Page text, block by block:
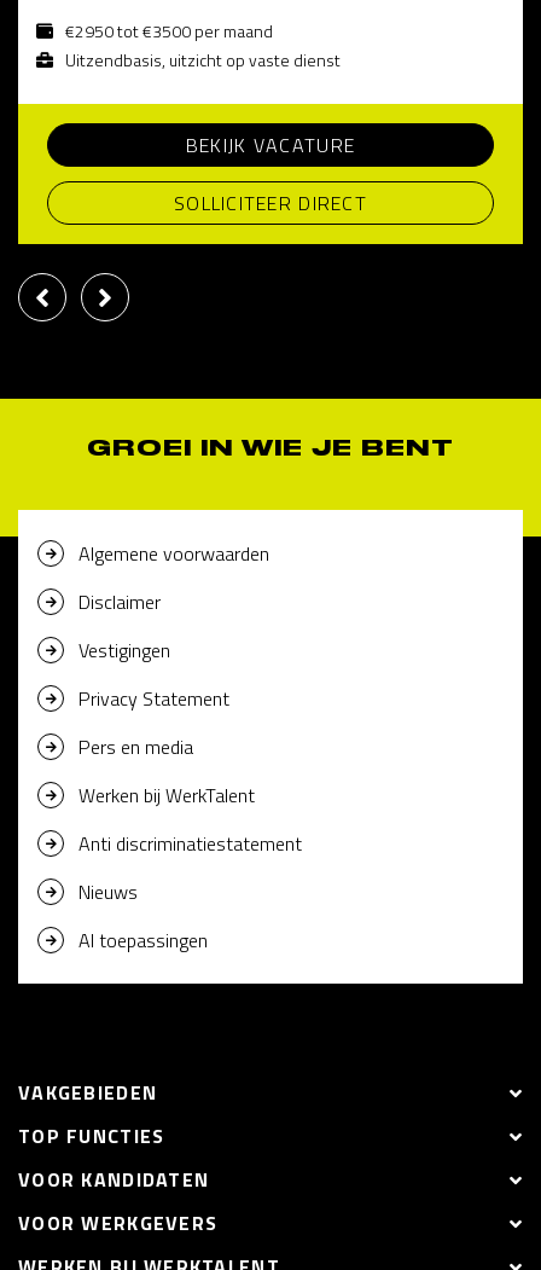
€2950 tot €3500 per maand
Uitzendbasis, uitzicht op vaste dienst
BEKIJK VACATURE
SOLLICITEER DIRECT
GROEI IN WIE JE BENT
Algemene voorwaarden
Disclaimer
Vestigingen
Privacy Statement
Pers en media
Werken bij WerkTalent
Anti discriminatiestatement
Nieuws
AI toepassingen
VAKGEBIEDEN
TOP FUNCTIES
VOOR KANDIDATEN
VOOR WERKGEVERS